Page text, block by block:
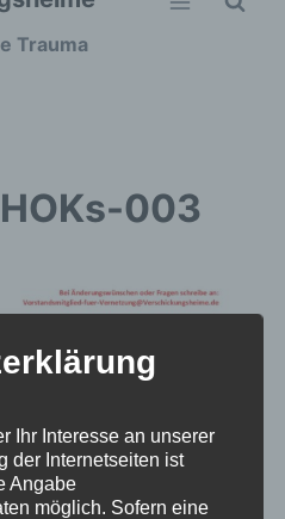
Trauma
003
Ihr Interesse an unserer
der Internetseiten ist
Angabe
möglich. Sofern eine